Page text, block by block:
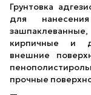
Грунтовка
для
кирпичные и
внешние
прочные